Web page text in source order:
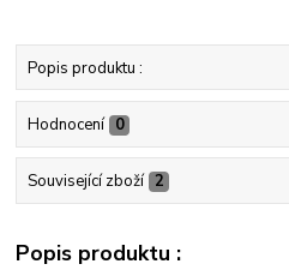
Popis produktu :
Hodnocení 0
Související zboží 2
Popis produktu :